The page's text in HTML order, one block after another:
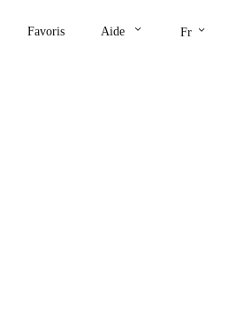
Favoris Aide keyboard_arrow_down Fr keyboard_arrow_down